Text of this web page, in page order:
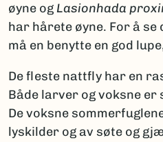
øyne og Lasionhada
har hårete øyne. For å se
må en benytte en god
De fleste nattfly har en
Både larver og voksne
De voksne
lyskilder og av søte og